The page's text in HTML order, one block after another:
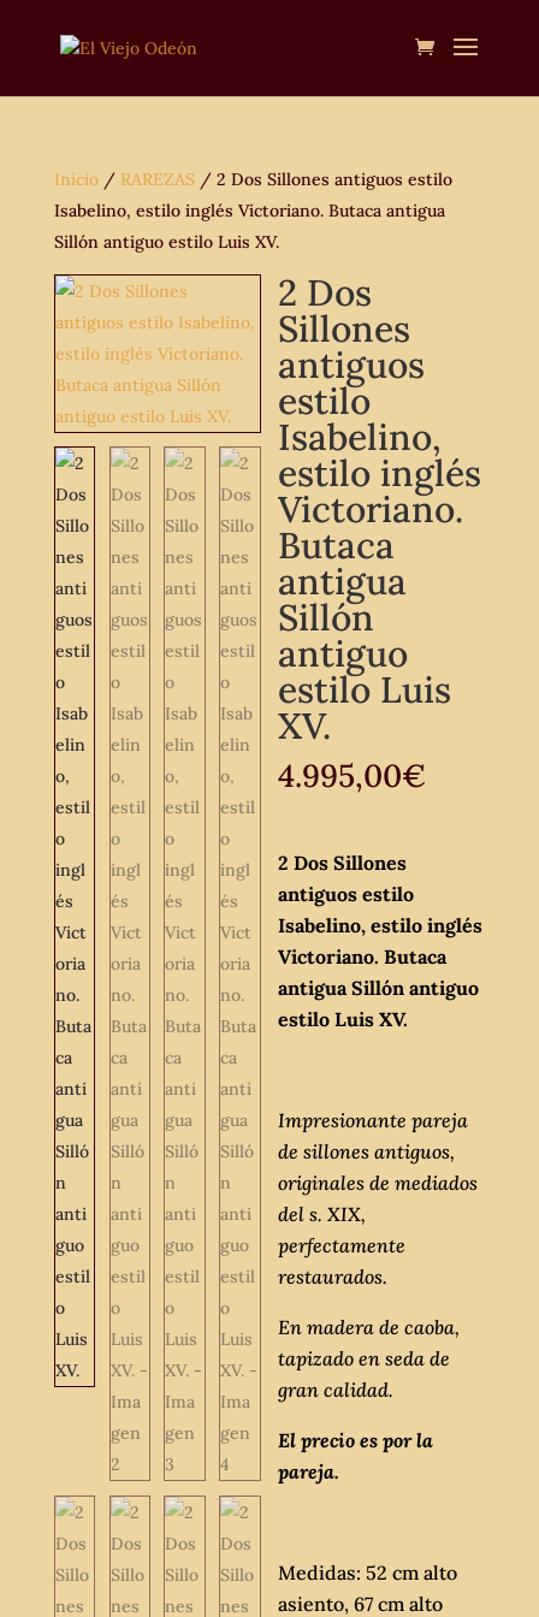
Inicio/ RAREZAS/ 2 Dos Sillones antiguos estilo
Isabelino, estilo inglés Victoriano. Butaca antigua
Sillón antiguo estilo Luis XV.
2 Dos
Sillones
antiguos
estilo
Isabelino,
estilo inglés
Victoriano.
Butaca
antigua
Sillón
antiguo
estilo Luis
XV.
4.995,00€
2 Dos Sillones
antiguos estilo
Isabelino, estilo inglés
Victoriano. Butaca
antigua Sillón antiguo
estilo Luis XV.
Impresionante pareja
de sillones antiguos,
originales de mediados
del s. XIX,
perfectamente
restaurados.
En madera de caoba,
tapizado en seda de
gran calidad.
El precio es por la
pareja.
Medidas: 52 cm alto
asiento, 67 cm alto